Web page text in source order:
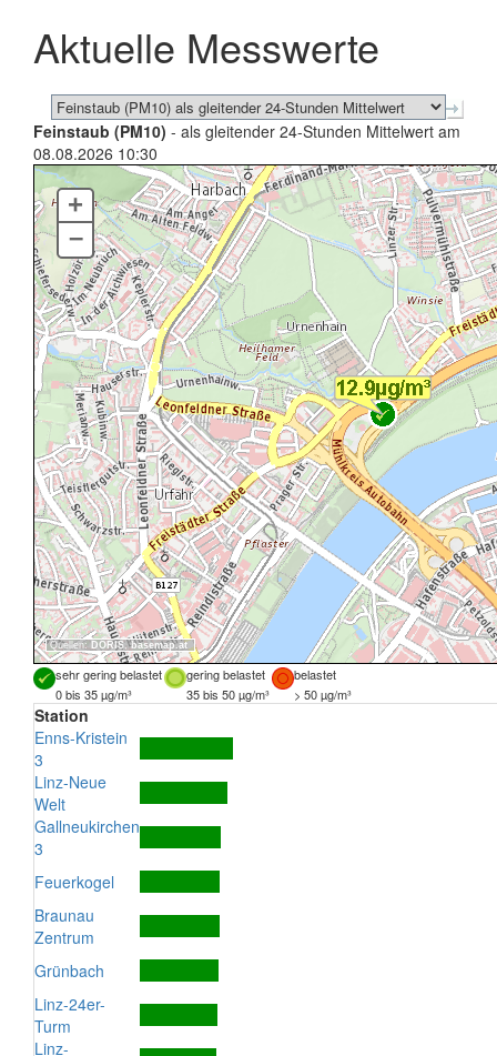
schließen
Aktuelle Messwerte
Feinstaub (PM10) - als gleitender 24-Stunden Mittelwert am
08.08.2026 10:30
Quellen: DORIS,basemap.at
+
–
sehr gering belastet gering belastet
belastet
0 bis 35 µg/m³
35 bis 50 µg/m³ > 50 µg/m³
Station
Enns-Kristein
3
Linz-Neue
Welt
Gallneukirchen
3
Feuerkogel
Braunau
Zentrum
Grünbach
Linz-24er-
Turm
Linz-